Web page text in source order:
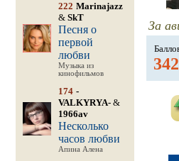
222 Marinajazz
& SkT
Песня о
первой
любви
Музыка из
кинофильмов
174 -
VALKYRYA-&
1966av
Несколько
часов любви
Апина Алена
За
342